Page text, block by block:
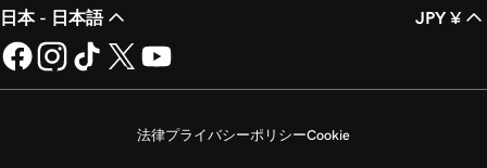
日本 - 日本語 JPY ¥
法律プライバシーポリシーCookie